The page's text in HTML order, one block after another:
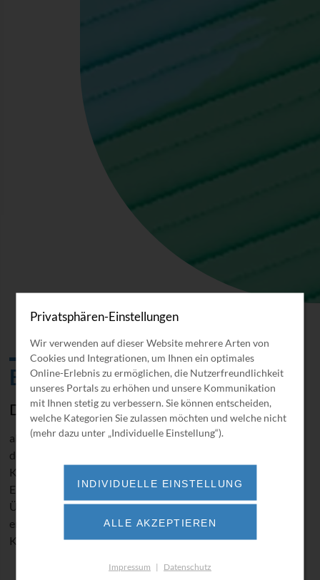
Engineering und Retrofit
Die BORSIG Service GmbH bietet
allen Kunden der Energieerzeugung und Industrie neben
dem allgemeinen Service von Anlagen, Apparaten und
Kesselbauteilen auch ein breites Spektrum an
Engineering-Dienstleistungen. Die Neuauslegung und
Überarbeitung von Bestandsanlagen und Komponenten
entsprechend aktueller Normen und nach spezifizierten
Kundenwünschen bildet dabei einen Schwerpunkt.
Privatsphären-Einstellungen
Wir verwenden auf dieser Website mehrere Arten von
Cookies und Integrationen, um Ihnen ein optimales
Online-Erlebnis zu ermöglichen, die Nutzerfreundlichkeit
unseres Portals zu erhöhen und unsere Kommunikation
mit Ihnen stetig zu verbessern. Sie können entscheiden,
welche Kategorien Sie zulassen möchten und welche nicht
(mehr dazu unter „Individuelle Einstellung“).
INDIVIDUELLE EINSTELLUNG
ALLE AKZEPTIEREN
Impressum | Datenschutz